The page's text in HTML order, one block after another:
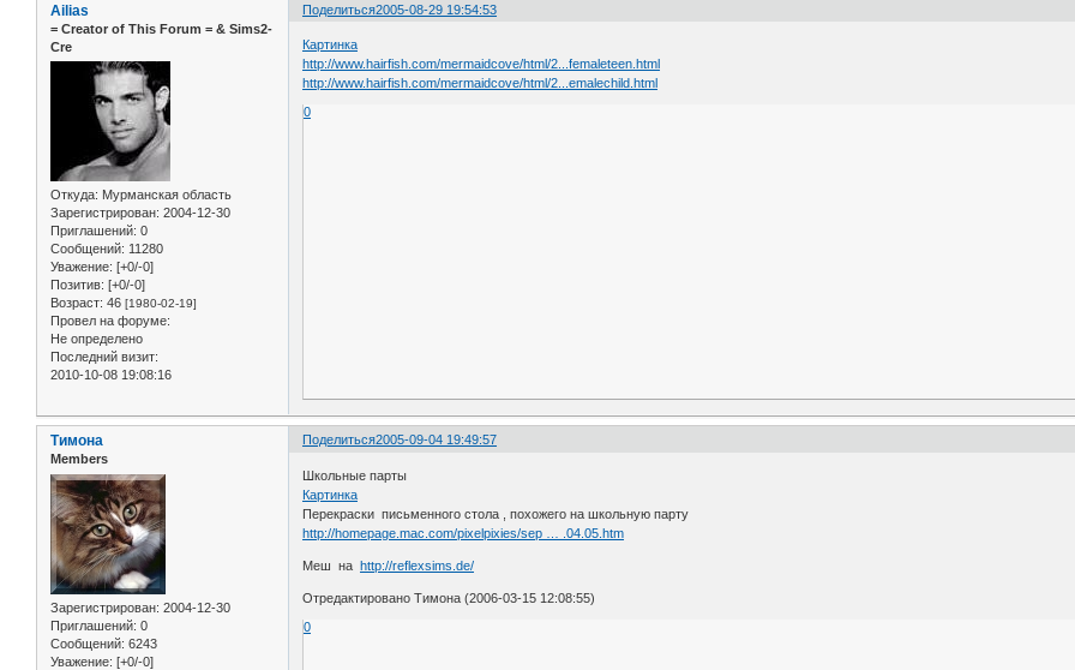
Поделиться2005-08-29 19:54:53
Ailias
= Сreator of This Forum = & Sims2-
Cre
Откуда: Мурманская область
Зарегистрирован: 2004-12-30
Приглашений: 0
Сообщений: 11280
Уважение: [+0/-0]
Позитив: [+0/-0]
Возраст: 46 [1980-02-19]
Провел на форуме:
Не определено
Последний визит:
2010-10-08 19:08:16
Картинка
http://www.hairfish.com/mermaidcove/html/2...femaleteen.html
http://www.hairfish.com/mermaidcove/html/2...emalechild.html
0
Поделиться2005-09-04 19:49:57
Тимона
Members
Зарегистрирован: 2004-12-30
Приглашений: 0
Сообщений: 6243
Уважение: [+0/-0]
Школьные парты
Картинка
Перекраски письменного стола , похожего на школьную парту
http://homepage.mac.com/pixelpixies/sep … .04.05.htm
Меш наhttp://reflexsims.de/
Отредактировано Тимона (2006-03-15 12:08:55)
0